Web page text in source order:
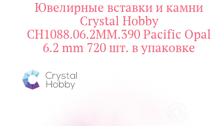
Ювелирные вставки и камни
Crystal Hobby
CH1088.06.2MM.390 Pacific Opal
6.2 mm 720 шт. в упаковке